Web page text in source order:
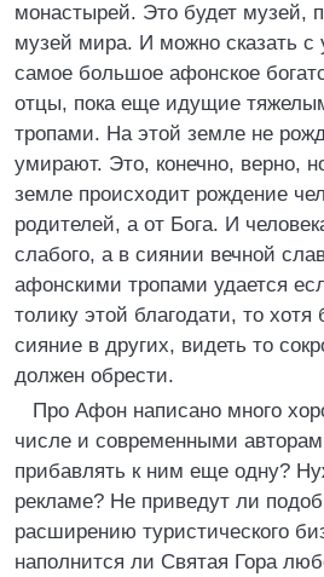
монастырей. Это будет музей,
музей мира. И можно сказать с
самое большое афонское
отцы, пока еще идущие
тропами. На этой земле не
умирают. Это, конечно, верно,
земле происходит рождение
родителей, а от Бога. И
слабого, а в сиянии вечной
афонскими тропами удается
толику этой благодати, то
сияние в других, видеть то
должен обрести.
Про Афон написано много
числе и современными
прибавлять к ним еще одну?
рекламе? Не приведут ли
расширению туристического
наполнится ли Святая Гора